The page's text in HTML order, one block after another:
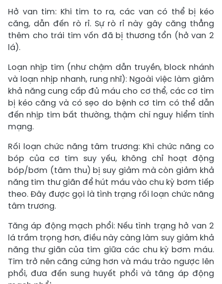
Hở van tim: Khi tim to ra, các van có thể bị kéo
căng, dẫn đến rò rỉ. Sự rò rỉ này gây căng thẳng
thêm cho trái tim vốn đã bị thương tổn (hở van 2
lá).
Loạn nhịp tim (như chậm dẫn truyền, block nhánh
và loạn nhịp nhanh, rung nhĩ): Ngoài việc làm giảm
khả năng cung cấp đủ máu cho cơ thể, các cơ tim
bị kéo căng và có sẹo do bệnh cơ tim có thể dẫn
đến nhịp tim bất thường, thậm chí nguy hiểm tính
mạng.
Rối loạn chức năng tâm trương: Khi chức năng co
bóp của cơ tim suy yếu, không chỉ hoạt động
bóp/bơm (tâm thu) bị suy giảm mà còn giảm khả
năng tim thư giãn để hút máu vào chu kỳ bơm tiếp
theo. Đây được gọi là tình trạng rối loạn chức năng
tâm trương.
Tăng áp động mạch phổi: Nếu tình trạng hở van 2
lá trầm trọng hơn, điều này càng làm suy giảm khả
năng thư giãn của tim giữa các chu kỳ bơm máu.
Tim trở nên căng cứng hơn và máu trào ngược lên
phổi, đưa đến sung huyết phổi và tăng áp động